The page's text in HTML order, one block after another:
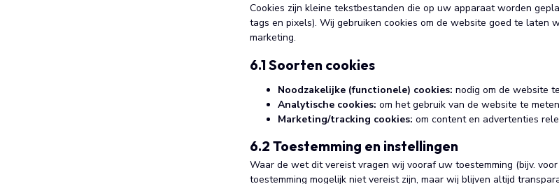
Cookies zijn kleine tekstbestanden die op uw apparaat worden
tags en pixels). Wij gebruiken cookies om de website goed te
marketing.
6.1 Soorten cookies
Noodzakelijke (functionele) cookies: nodig om de website
Analytische cookies: om het gebruik van de website te
Marketing/tracking cookies: om content en advertenties
6.2 Toestemming en instellingen
Waar de wet dit vereist vragen wij vooraf uw toestemming (bijv.
toestemming mogelijk niet vereist zijn, maar wij blijven altijd